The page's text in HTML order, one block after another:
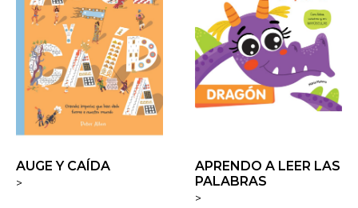
AUGE Y CAÍDA
>
APRENDO A LEER LAS
PALABRAS
>